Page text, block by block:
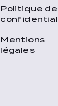
Politique de
Mentions
légales